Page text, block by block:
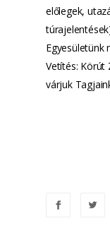
előlegek,
Egyesületünk
Vetítés: Körút
várjuk